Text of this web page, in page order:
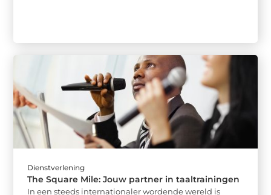
Dienstverlening
The Square Mile: Jouw partner in taaltrainingen
In een steeds internationaler wordende wereld is